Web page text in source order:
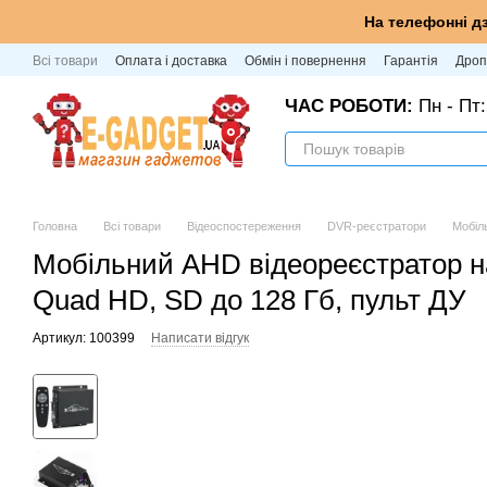
На телефонні
Всі товари Оплата і доставка Обмін і повернення Гарантія
ЧАС РОБОТИ: Пн - Пт:
Головна Всі товари Відеоспостереження DVR-реєстратори
Мобільний AHD відеореєстратор
Quad HD, SD до 128 Гб, пульт ДУ
Артикул: 100399 Написати відгук